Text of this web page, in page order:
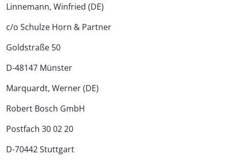
Linnemann, Winfried (DE)
c/o Schulze Horn & Partner
Goldstraße 50
D-48147 Münster
Marquardt, Werner (DE)
Robert Bosch GmbH
Postfach 30 02 20
D-70442 Stuttgart